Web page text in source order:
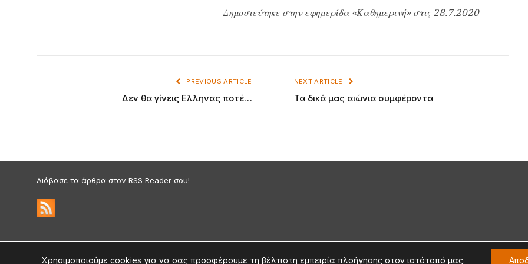
Δημοσιεύτηκε στην εφημερίδα «Καθημερινή» στις 28.7.2020
PREVIOUS ARTICLE
Δεν θα γίνεις Ελληνας ποτέ…
NEXT ARTICLE
Τα δικά μας αιώνια συμφέροντα
Διάβασε τα άρθρα στον RSS Reader σου!
©2026 medium.gr | Designed & Supported bynat.ad
Χρησιμοποιούμε cookies για να σας προσφέρουμε τη βέλτιστη εμπειρία πλοήγησης στον ιστότοπό μας.